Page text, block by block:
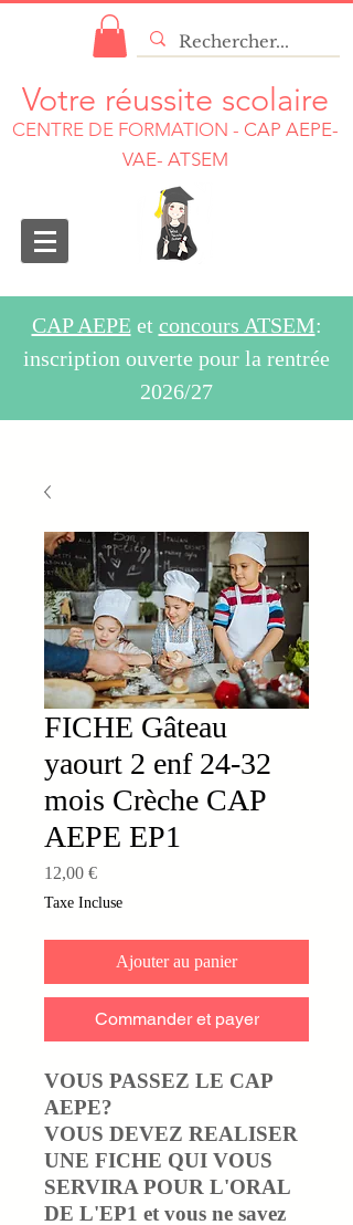
Votre réussite scolaire
CENTRE DE FORMATION - CAP AEPE-
VAE- ATSEM
CAP AEPEet concours ATSEM:
inscription ouverte pour la rentrée
2026/27
FICHE Gâteau
yaourt 2 enf 24-32
mois Crèche CAP
AEPE EP1
12,00 €Prix
Taxe Incluse
Ajouter au panier
Commander et payer
VOUS PASSEZ LE CAP
AEPE?
VOUS DEVEZ REALISER
UNE FICHE QUI VOUS
SERVIRA POUR L'ORAL
DE L'EP1 et vous ne savez